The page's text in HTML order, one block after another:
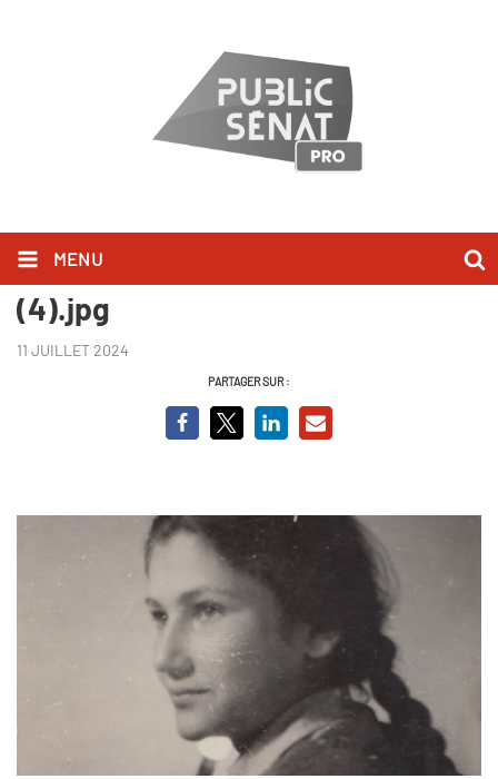
MENU
Simone Veil, albums de famille
(4).jpg
11 JUILLET 2024
PARTAGER SUR :